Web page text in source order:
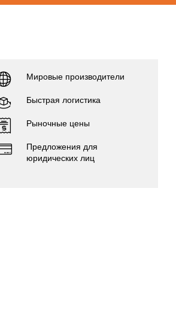
Мировые производители
Быстрая логистика
Рыночные цены
Предложения для
юридических лиц